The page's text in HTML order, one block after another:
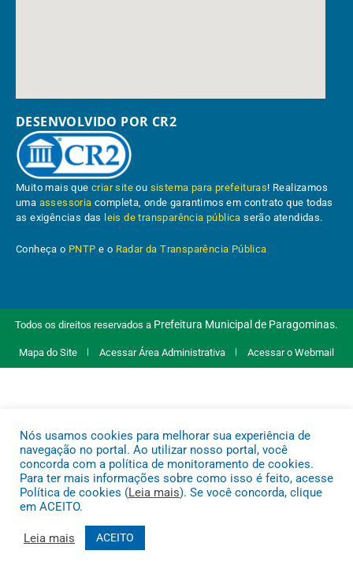
DESENVOLVIDO POR CR2
Muito mais quecriar site ou sistema para prefeituras! Realizamos
uma assessoria completa, onde garantimos em contrato que todas
as exigências das leis de transparência pública serão atendidas.
Conheça o PNTP e o Radar da Transparência Pública
Todos os direitos reservados a Prefeitura Municipal de Paragominas.
Mapa do Site Acessar Área Administrativa Acessar o Webmail
Nós usamos cookies para melhorar sua experiência de
navegação no portal. Ao utilizar nosso portal, você
concorda com a política de monitoramento de cookies.
Para ter mais informações sobre como isso é feito, acesse
Política de cookies (Leia mais). Se você concorda, clique
em ACEITO.
Leia mais ACEITO